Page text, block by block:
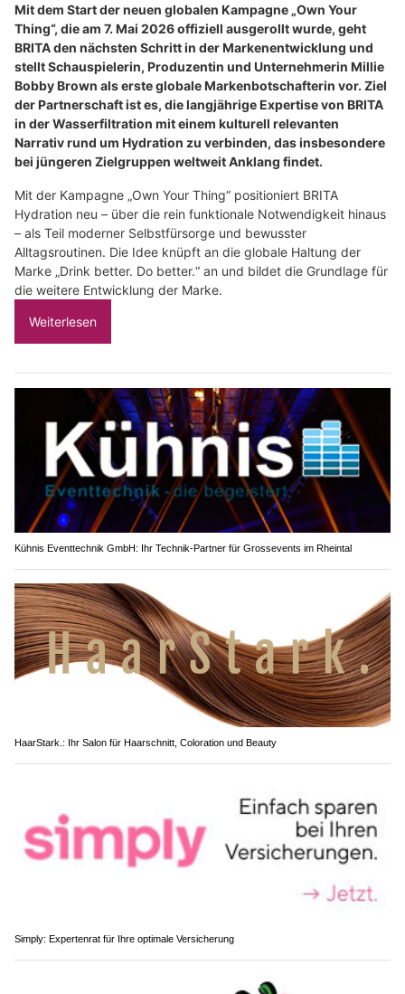
Mit dem Start der neuen globalen Kampagne „Own Your
Thing“, die am 7. Mai 2026 offiziell ausgerollt wurde, geht
BRITA den nächsten Schritt in der Markenentwicklung und
stellt Schauspielerin, Produzentin und Unternehmerin Millie
Bobby Brown als erste globale Markenbotschafterin vor. Ziel
der Partnerschaft ist es, die langjährige Expertise von BRITA
in der Wasserfiltration mit einem kulturell relevanten
Narrativ rund um Hydration zu verbinden, das insbesondere
bei jüngeren Zielgruppen weltweit Anklang findet.
Mit der Kampagne „Own Your Thing“ positioniert BRITA
Hydration neu – über die rein funktionale Notwendigkeit hinaus
– als Teil moderner Selbstfürsorge und bewusster
Alltagsroutinen. Die Idee knüpft an die globale Haltung der
Marke „Drink better. Do better.“ an und bildet die Grundlage für
die weitere Entwicklung der Marke.
Weiterlesen
Kühnis Eventtechnik GmbH: Ihr Technik-Partner für Grossevents im Rheintal
HaarStark.: Ihr Salon für Haarschnitt, Coloration und Beauty
Simply: Expertenrat für Ihre optimale Versicherung